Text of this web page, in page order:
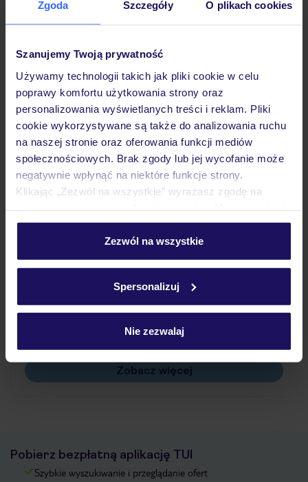
Zgoda Szczegóły O plikach cookies
Szanujemy Twoją prywatność
Używamy technologii takich jak pliki cookie w celu
poprawy komfortu użytkowania strony oraz
personalizowania wyświetlanych treści i reklam. Pliki
cookie wykorzystywane są także do analizowania ruchu
na naszej stronie oraz oferowania funkcji mediów
społecznościowych. Brak zgody lub jej wycofanie może
negatywnie wpłynąć na niektóre funkcje strony.
Klikając „Zezwól na wszystkie” wyrażasz zgodę na
personalizować swój wybór wchodząc w zakładkę
Szczegółowe informacje o plikach cookie znajdziesz
Zezwól na wszystkie
Spersonalizuj
Nie zezwalaj
Hotel
Wyżywienie
Atrakcje
Czy w Hotelu będzie przedstawiciel TUI?
Na jakiej podstawie i gdzie otrzymam karty
Zobacz więcej
Pobierz bezpłatną aplikację TUI
Szybkie wyszukiwanie i przeglądanie ofert